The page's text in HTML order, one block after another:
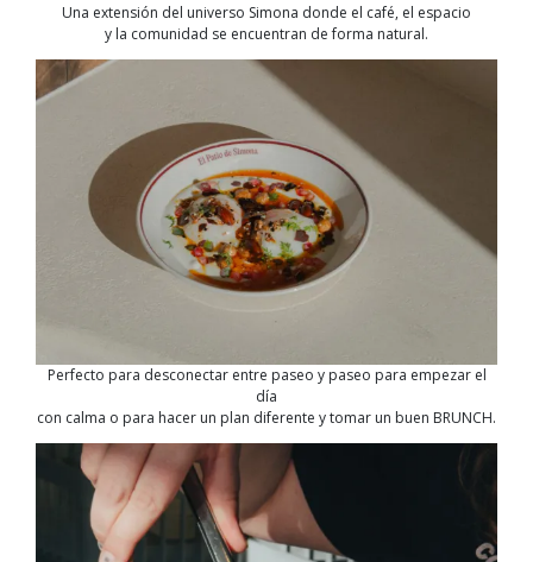
Una extensión del universo Simona donde el café, el espacio
y la comunidad se encuentran de forma natural.
Perfecto para desconectar entre paseo y paseo para empezar el
día
con calma o para hacer un plan diferente y tomar un buen BRUNCH.